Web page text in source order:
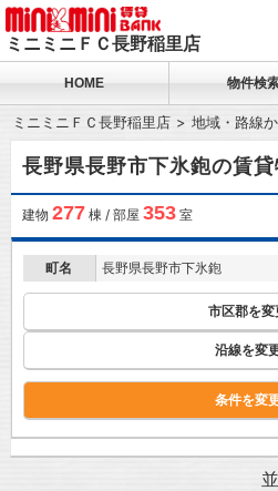
ミニミニＦＣ長野稲里店
HOME 物件検
ミニミニＦＣ長野稲里店 地域・路線
長野県長野市下氷鉋の賃
建物 277 棟 / 部屋 353室
町名 長野県長野市下氷鉋
市区郡を変
沿線を変
条件を変